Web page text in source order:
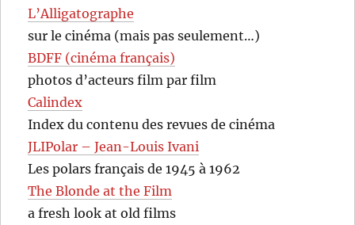
L’Alligatographe
sur le cinéma (mais pas seulement…)
BDFF (cinéma français)
photos d’acteurs film par film
Calindex
Index du contenu des revues de cinéma
JLIPolar – Jean-Louis Ivani
Les polars français de 1945 à 1962
The Blonde at the Film
a fresh look at old films